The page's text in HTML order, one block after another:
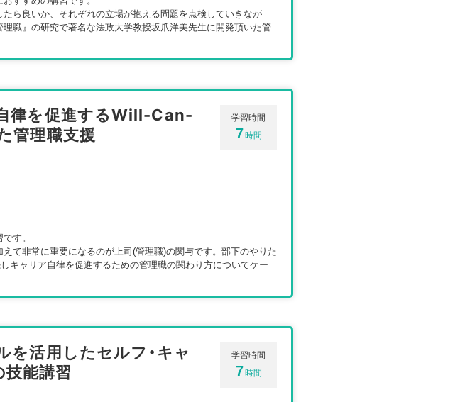
ら良いか、それぞれの立場が抱える問題を点検していきなが
職』の研究で著名な法政大学教授坂爪洋美先生に開発頂いた管
自律を促進するWill-Can-
管理職支援
学習時間
7時間
す。
て非常に重要になるのが上司(管理職)の関与です。部下のやりた
キャリア自律を促進するための管理職の関わり方についてケー
を活用したセルフ・キャ
能講習
学習時間
7時間